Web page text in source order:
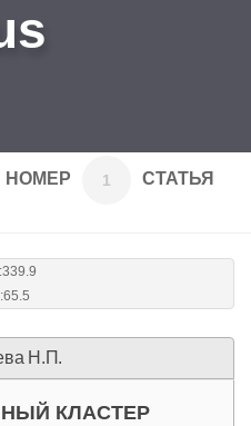
НОМЕР 1 СТАТЬЯ
Н.П.
КЛАСТЕР